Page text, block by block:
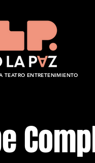
TEATRO ENTRETENIMIENTO